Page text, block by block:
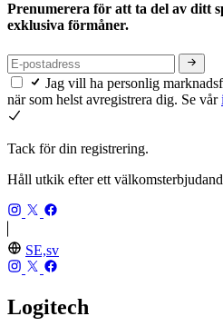
Prenumerera för att ta del av ditt
exklusiva förmåner.
Jag vill ha personlig
när som helst avregistrera dig. Se vår
Tack för din registrering.
Håll utkik efter ett
SE,sv
Logitech